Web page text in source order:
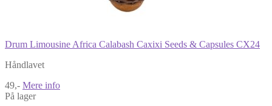
Drum Limousine Africa Calabash Caxixi Seeds & Capsules CX24
Håndlavet
49,- Mere info
På lager